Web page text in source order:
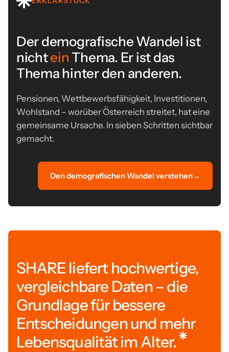
Der demografische Wandel ist
nichteinThema. Er ist das
Thema hinter den anderen.
Pensionen, Wettbewerbsfähigkeit, Investitionen,
Wohlstand – worüber Österreich streitet, hat eine
gemeinsame Ursache. In sieben Schritten sichtbar
gemacht.
Den demografischen Wandel verstehen→
SHARE liefert hochwertige,
vergleichbare Daten – die
Grundlage für bessere
Entscheidungen und mehr
Lebensqualität im Alter.